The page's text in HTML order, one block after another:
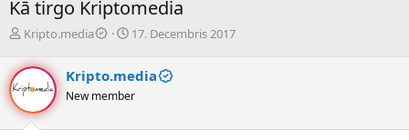
Kā tirgo Kriptomedia
P
v
e
d
i
e
Kripto.media
S
u
m
d
17. Decembris 2017
Kripto.media
New member